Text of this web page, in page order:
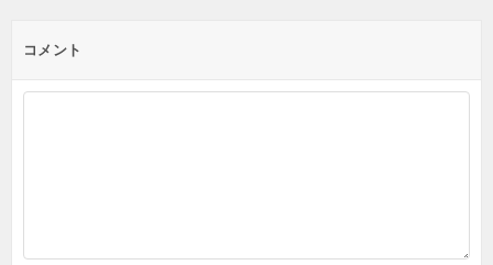
コメント